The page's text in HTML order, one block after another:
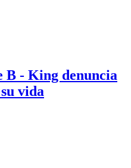
B - King denuncia
vida